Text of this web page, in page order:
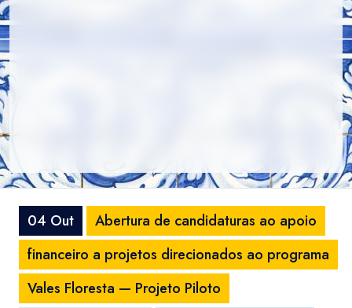
04 Out
Abertura de candidaturas ao apoio
financeiro a projetos direcionados ao programa
Vales Floresta — Projeto Piloto